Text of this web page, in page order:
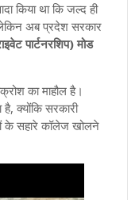
किया था कि जल्द ही
अब प्रदेश सरकार
पार्टनरशिप) मोड
का माहौल है।
क्योंकि सरकारी
के सहारे कॉलेज खोलने